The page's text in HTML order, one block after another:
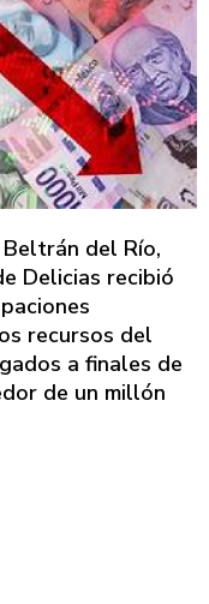
del Río,
Delicias recibió
recursos del
a finales de
de un millón